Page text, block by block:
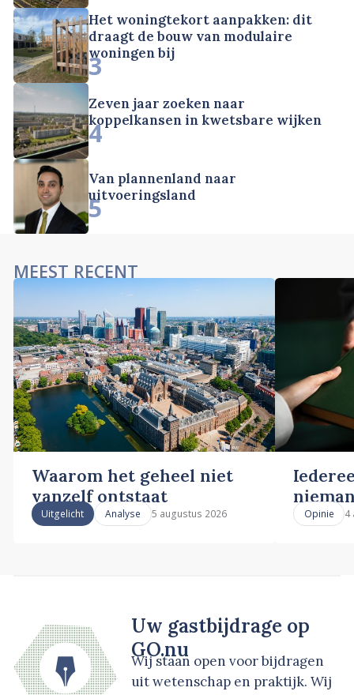
Het woningtekort aanpakken: dit
draagt de bouw van modulaire
woningen bij
3
Zeven jaar zoeken naar
koppelkansen in kwetsbare wijken
4
Van plannenland naar
uitvoeringsland
5
MEEST RECENT
Waarom het geheel niet
vanzelf ontstaat
Uitgelicht Analyse 5 augustus 2026 Opinie 4
Uw gastbijdrage op
GO.nu
Wij staan open voor bijdragen
uit wetenschap en praktijk. Wij